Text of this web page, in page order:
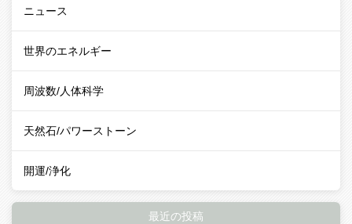
ニュース
世界のエネルギー
周波数/人体科学
天然石/パワーストーン
開運/浄化
最近の投稿